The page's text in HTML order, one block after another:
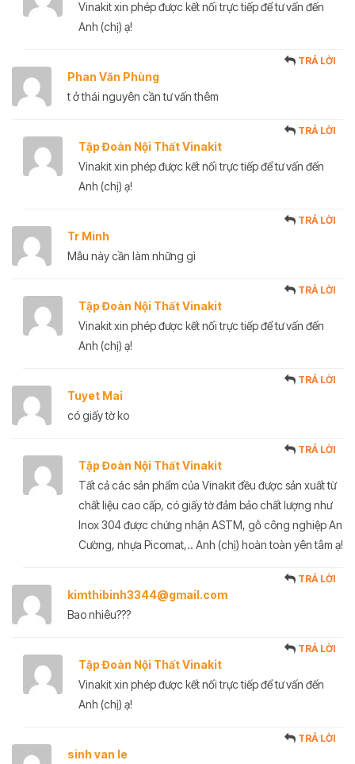
Vinakit xin phép được kết nối trực tiếp để tư vấn đến
Anh (chị) ạ!
Phan Văn Phùng
TRẢ LỜI
t ở thái nguyên cần tư vấn thêm
Tập Đoàn Nội Thất Vinakit
TRẢ LỜI
Vinakit xin phép được kết nối trực tiếp để tư vấn đến
Anh (chị) ạ!
Tr Minh
TRẢ LỜI
Mẫu này cần làm những gì
Tập Đoàn Nội Thất Vinakit
TRẢ LỜI
Vinakit xin phép được kết nối trực tiếp để tư vấn đến
Anh (chị) ạ!
Tuyet Mai
TRẢ LỜI
có giấy tờ ko
Tập Đoàn Nội Thất Vinakit
TRẢ LỜI
Tất cả các sản phẩm của Vinakit đều được sản xuất từ
chất liệu cao cấp, có giấy tờ đảm bảo chất lượng như
Inox 304 được chứng nhận ASTM, gỗ công nghiệp An
Cường, nhựa Picomat,.. Anh (chị) hoàn toàn yên tâm ạ!
kimthibinh3344@gmail.com
TRẢ LỜI
Bao nhiêu???
Tập Đoàn Nội Thất Vinakit
TRẢ LỜI
Vinakit xin phép được kết nối trực tiếp để tư vấn đến
Anh (chị) ạ!
sinh van le
TRẢ LỜI